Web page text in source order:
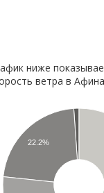
ниже
ветра в
22.2%